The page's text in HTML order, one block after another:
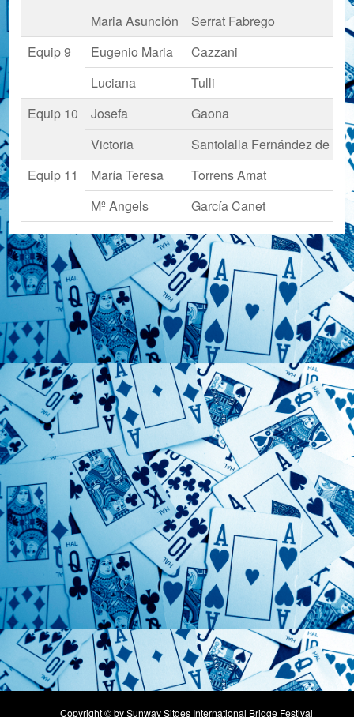
Maria Asunción
Serrat Fabrego
Equip 9
Eugenio Maria
Cazzani
Luciana
Tulli
Equip 10
Josefa
Gaona
Victoria
Santolalla Fernández de
Equip 11
María Teresa
Torrens Amat
Mº Angels
García Canet
Copyright © by Sunway Sitges International Bridge Festival